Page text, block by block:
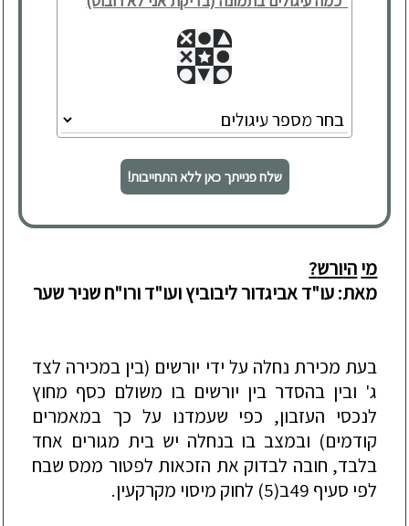
שלח פנייתך כאן ללא התחייבות!
מיהיורש?
מאת:עו"דאביגדורליבוביץועו"דורו"חשנירשער
בעת מכירת נחלה על ידי יורשים (ביןבמכירה לצד
ג' ובין בהסדר בין יורשיםבו משולם כסף מחוץ
לנכסי העזבון, כפי שעמדנו על כךבמאמרים
קודמים) ובמצב בובנחלה ישבית מגורים אחד
בלבד, חובה לבדוק את הזכאות לפטור ממס שבח
לפי סעיף 49ב(5) לחוק מיסוי מקרקעין.